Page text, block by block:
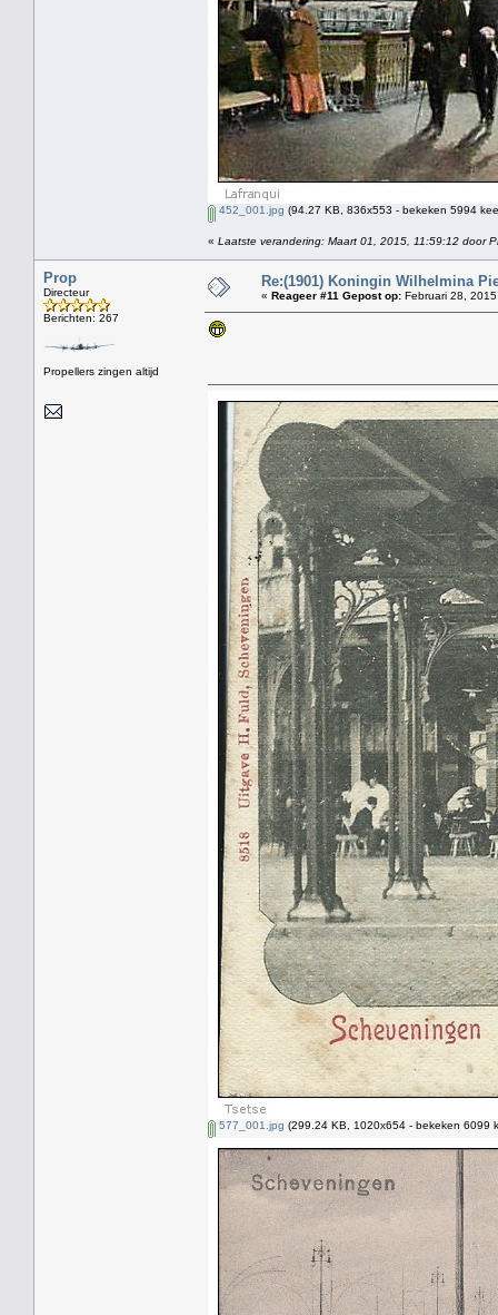
452_001.jpg (94.27 KB, 836x553 - bekeken 5994
« Laatste verandering: Maart 01, 2015, 11:59:12 door
Prop
Directeur
Berichten: 267
Propellers zingen altijd
Re:(1901) Koningin Wilhelmina
« Reageer #11 Gepost op: Februari 28,
577_001.jpg (299.24 KB, 1020x654 - bekeken 6099